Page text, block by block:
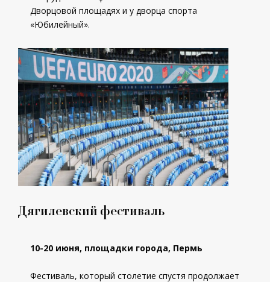
Дворцовой площадях и у дворца спорта
«Юбилейный».
Дягилевский фестиваль
10-20 июня, площадки города, Пермь
Фестиваль, который столетие спустя продолжает